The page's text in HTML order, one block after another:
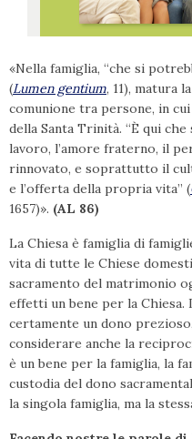
«Nella famiglia, “che si
(Lumen gentium, 11), matura
comunione tra persone, in
della Santa Trinità. “È qui
lavoro, l’amore fraterno, il
rinnovato, e soprattutto il
e l’offerta della propria vita” (
1657)». (AL 86)
La Chiesa è famiglia di
vita di tutte le Chiese
sacramento del matrimonio
effetti un bene per la
certamente un dono
considerare anche la
è un bene per la famiglia, la
custodia del dono
la singola famiglia, ma la